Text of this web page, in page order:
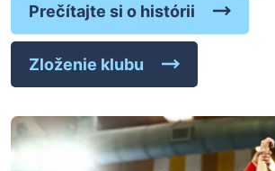
Prečítajte si o histórii
Zloženie klubu